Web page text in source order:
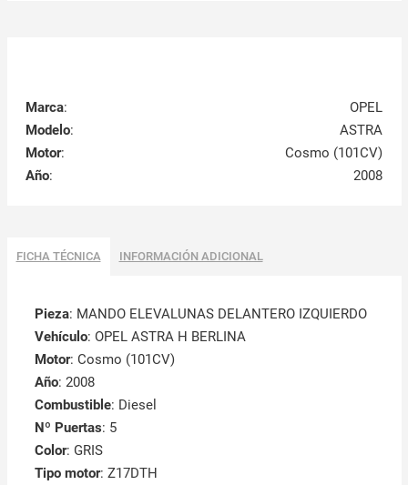
Marca:
OPEL
Modelo:
ASTRA
Motor:
Cosmo (101CV)
Año: 2008
FICHA TÉCNICA INFORMACIÓN ADICIONAL
Pieza: MANDO ELEVALUNAS DELANTERO IZQUIERDO
Vehículo: OPEL ASTRA H BERLINA
Motor: Cosmo (101CV)
Año: 2008
Combustible: Diesel
Nº Puertas: 5
Color: GRIS
Tipo motor: Z17DTH